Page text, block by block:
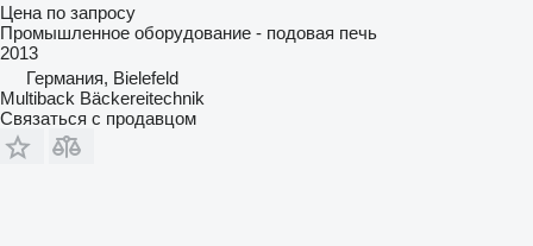
Цена по запросу
Промышленное оборудование - подовая печь
2013
Германия, Bielefeld
Multiback Bäckereitechnik
Связаться с продавцом